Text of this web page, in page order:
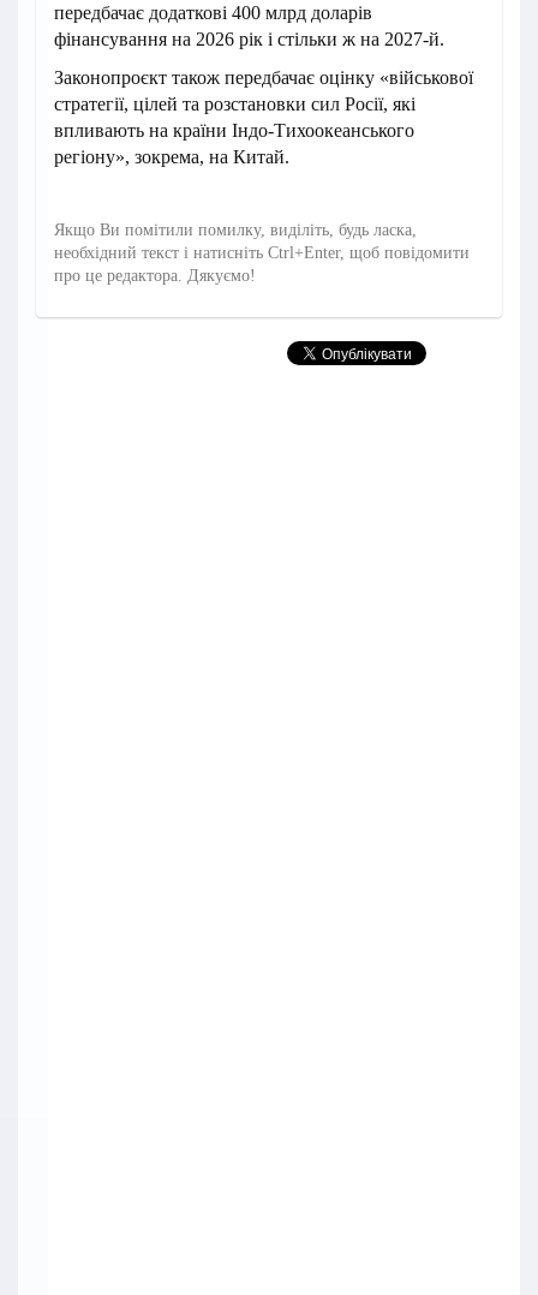
передбачає додаткові 400 млрд доларів
фінансування на 2026 рік і стільки ж на 2027-й.
Законопроєкт також передбачає оцінку «військової
стратегії, цілей та розстановки сил Росії, які
впливають на країни Індо-Тихоокеанського
регіону», зокрема, на Китай.
Якщо Ви помітили помилку, виділіть, будь ласка,
необхідний текст і натисніть Ctrl+Enter, щоб повідомити
про це редактора. Дякуємо!